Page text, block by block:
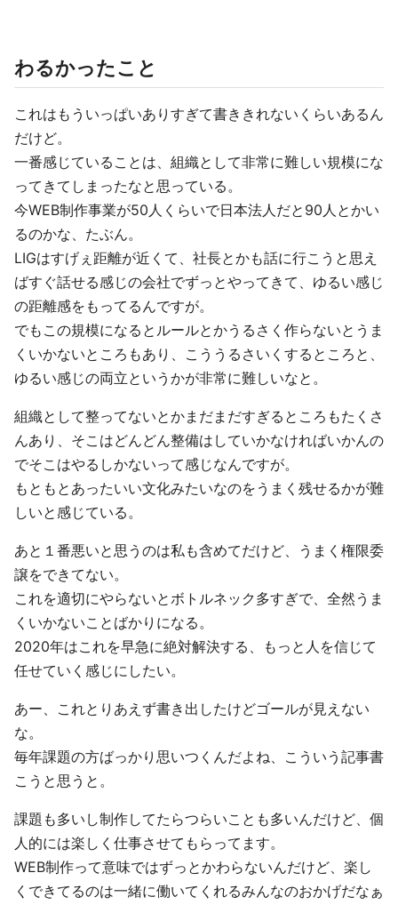
わるかったこと
これはもういっぱいありすぎて書ききれないくらいあるん
だけど。
一番感じていることは、組織として非常に難しい規模にな
ってきてしまったなと思っている。
今WEB制作事業が50人くらいで日本法人だと90人とかい
るのかな、たぶん。
LIGはすげぇ距離が近くて、社長とかも話に行こうと思え
ばすぐ話せる感じの会社でずっとやってきて、ゆるい感じ
の距離感をもってるんですが。
でもこの規模になるとルールとかうるさく作らないとうま
くいかないところもあり、こううるさいくするところと、
ゆるい感じの両立というかが非常に難しいなと。
組織として整ってないとかまだまだすぎるところもたくさ
んあり、そこはどんどん整備はしていかなければいかんの
でそこはやるしかないって感じなんですが。
もともとあったいい文化みたいなのをうまく残せるかが難
しいと感じている。
あと１番悪いと思うのは私も含めてだけど、うまく権限委
譲をできてない。
これを適切にやらないとボトルネック多すぎで、全然うま
くいかないことばかりになる。
2020年はこれを早急に絶対解決する、もっと人を信じて
任せていく感じにしたい。
あー、これとりあえず書き出したけどゴールが見えない
な。
毎年課題の方ばっかり思いつくんだよね、こういう記事書
こうと思うと。
課題も多いし制作してたらつらいことも多いんだけど、個
人的には楽しく仕事させてもらってます。
WEB制作って意味ではずっとかわらないんだけど、楽し
くできてるのは一緒に働いてくれるみんなのおかげだなぁ